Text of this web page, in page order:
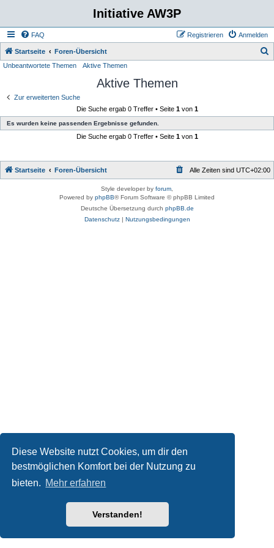
Diese Website nutzt Cookies, um dir den
bestmöglichen Komfort bei der Nutzung zu
bieten. Mehr erfahren
Verstanden!
Initiative AW3P
FAQ Anmelden
Registrieren
Startseite Foren-Übersicht
Unbeantwortete Themen Aktive Themen
Aktive Themen
Zur erweiterten Suche
Die Suche ergab 0 Treffer • Seite 1von 1
Es wurden keine passenden Ergebnisse gefunden.
Die Suche ergab 0 Treffer • Seite 1von 1
Startseite Foren-Übersicht Alle Zeiten sind UTC+02:00
Style developer by forum
Powered by phpBB® Forum Software © phpBB Limited
Deutsche Übersetzung durch phpBB.de
Datenschutz| Nutzungsbedingungen